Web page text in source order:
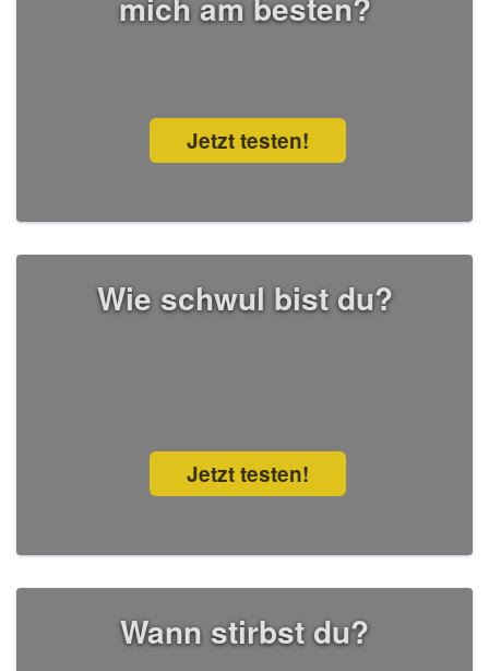
Jetzt testen!
Wie schwul bist du?
Jetzt testen!
Wann stirbst du?